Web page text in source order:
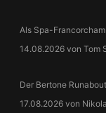
Als Spa-
14.08.2026 von Tom
Der Bertone
17.08.2026 von